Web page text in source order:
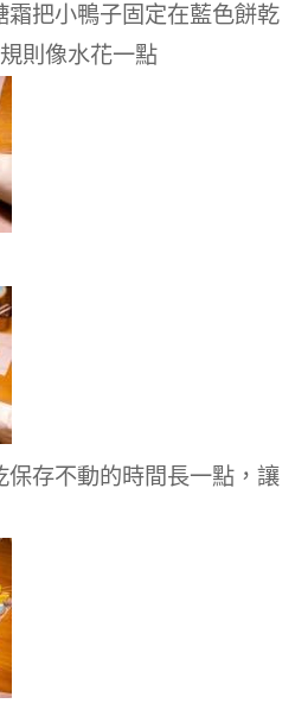
把小鴨子固定在藍色餅乾
則像水花一點
存不動的時間長一點，讓